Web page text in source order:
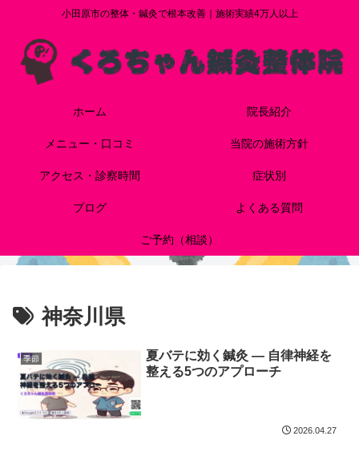
小田原市の整体・鍼灸で根本改善｜施術実績4万人以上
ホーム 院長紹介
メニュー・口コミ 当院の施術方針
アクセス・診察時間 症状別
ブログ よくある質問
ご予約（相談）
神奈川県
季節
夏バテに効く鍼灸 — 自律神経を
整える5つのアプローチ
2026.04.27